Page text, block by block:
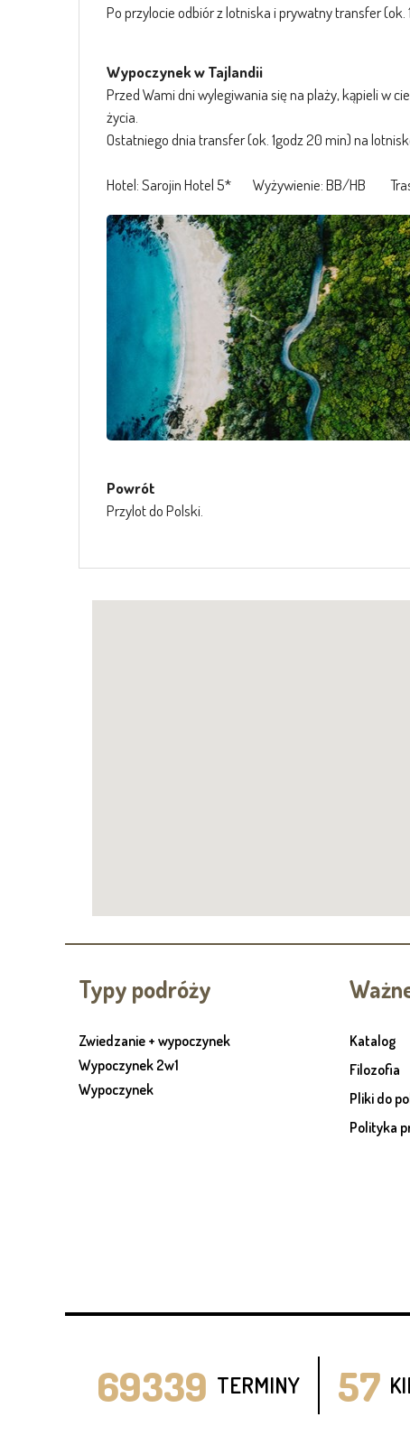
Po przylocie odbiór z lotniska i prywatny transfer (ok.
Wypoczynek w Tajlandii
Przed Wami dni wylegiwania się na plaży, kąpieli w
życia.
Ostatniego dnia transfer (ok. 1godz 20 min) na
Hotel: Sarojin Hotel 5* Wyżywienie: BB/HB
Powrót
Przylot do Polski.
Typy podróży
Zwiedzanie + wypoczynek
Wypoczynek 2w1
Wypoczynek
Katalog
Filozofia
Pliki do
Polityka
69339 TERMINY 57